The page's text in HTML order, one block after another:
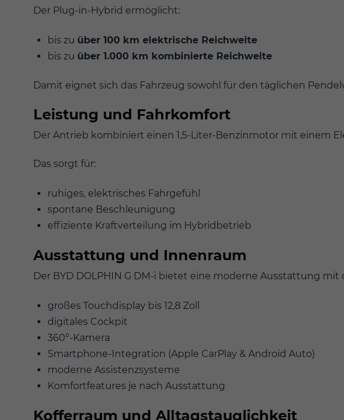
Der Plug-in-Hybrid ermöglicht:
bis zu über 100 km elektrische Reichweite
bis zu über 1.000 km kombinierte Reichweite
Damit eignet sich das Fahrzeug sowohl für den täglichen
Leistung und Fahrkomfort
Der Antrieb kombiniert einen 1,5-Liter-Benzinmotor mit einem
Das sorgt für:
ruhiges, elektrisches Fahrgefühl
spontane Beschleunigung
effiziente Kraftverteilung im Hybridbetrieb
Ausstattung und Innenraum
Der BYD DOLPHIN G DM-i bietet eine moderne Ausstattung mit
großes Touchdisplay bis 12,8 Zoll
digitales Cockpit
360°-Kamera
Smartphone-Integration (Apple CarPlay & Android Auto)
moderne Assistenzsysteme
Komfortfeatures je nach Ausstattung
Kofferraum und Alltagstauglichkeit